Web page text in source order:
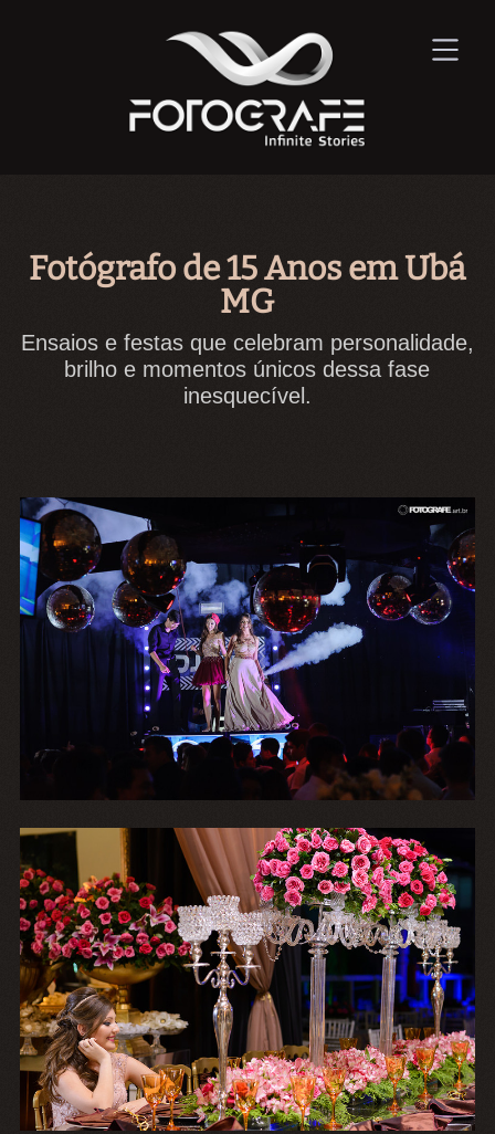
Fotógrafo de 15 Anos em Ubá
MG
Ensaios e festas que celebram personalidade,
brilho e momentos únicos dessa fase
inesquecível.